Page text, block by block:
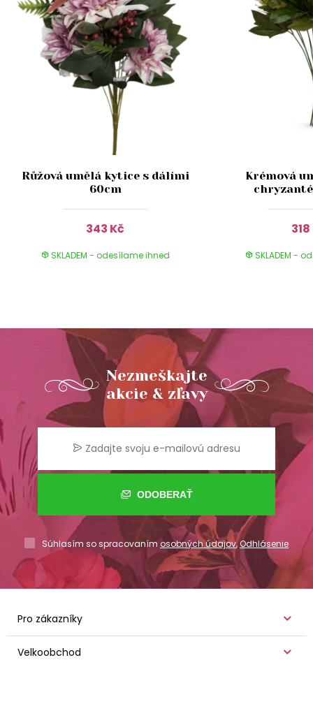
Růžová umělá kytice s dálími
60cm
343 Kč
SKLADEM - odesílame ihned
Krémová
SKLADEM -
Nezmeškajte
akcie & zľavy
ODOBERAŤ
Súhlasím so spracovaním osobných údajov,Odhlásenie
Pro zákazníky
Velkoobchod